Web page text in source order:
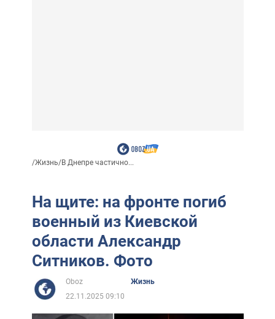
/Жизнь/В Днепре частично...
На щите: на фронте погиб
военный из Киевской
области Александр
Ситников. Фото
Oboz
Жизнь
22.11.2025 09:10